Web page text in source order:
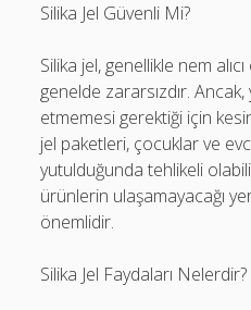
Silika Jel Güvenli Mi?
Silika jel, genellikle nem
genelde zararsızdır.
etmemesi gerektiği için
jel paketleri, çocuklar ve
yutulduğunda tehlikeli
ürünlerin ulaşamayacağı
önemlidir.
Silika Jel Faydaları Nelerdir?